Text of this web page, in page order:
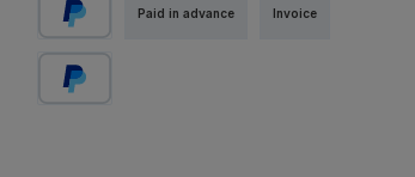
Paid in advance Invoice